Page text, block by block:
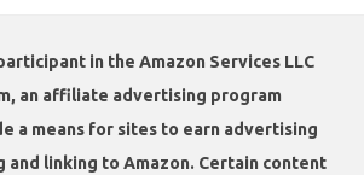
in the Amazon Services LLC
an affiliate advertising program
a means for sites to earn advertising
and linking to Amazon. Certain content